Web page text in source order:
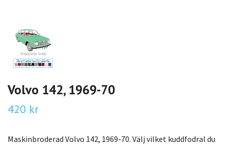
Volvo 142, 1969-70
420 kr
Maskinbroderad Volvo 142, 1969-70. Välj vilket kuddfodral du